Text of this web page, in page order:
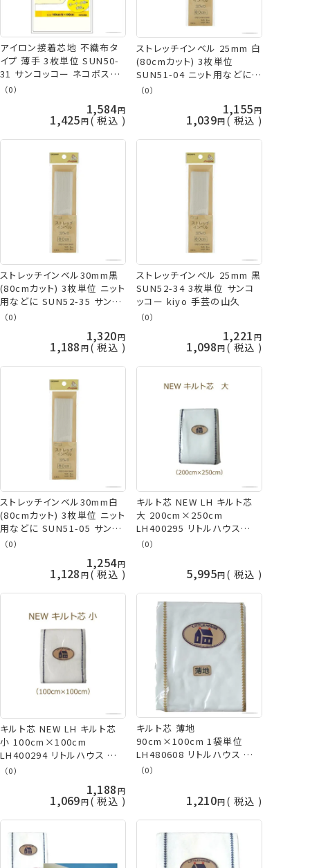
アイロン接着芯地 不織布タ
イプ 薄手 3枚単位 SUN50-
31 サンコッコー ネコポス可
kiyo 手芸の山久
（0）
1,584
1,425 税込
ストレッチインベル 25mm 白
(80cmカット) 3枚単位
SUN51-04 ニット用などに
サンコッコー kiyo 手芸の山
（0）
1,155
1,039 税込
ストレッチインベル30mm黒
(80cmカット) 3枚単位 ニット
用などに SUN52-35 サンコ
ッコー kiyo 手芸の山久
（0）
1,320
1,188 税込
ストレッチインベル 25mm 黒
SUN52-34 3枚単位 サンコ
ッコー kiyo 手芸の山久
（0）
1,221
1,098 税込
ストレッチインベル30mm白
(80cmカット) 3枚単位 ニット
用などに SUN51-05 サンコ
ッコー kiyo 手芸の山久
（0）
1,254
1,128 税込
キルト芯 NEW LH キルト芯
大 200cm×250cm
LH400295 リトルハウス
kkm 手芸の山久
（0）
5,995 税込
キルト芯 NEW LH キルト芯
小 100cm×100cm
LH400294 リトルハウス 金
亀 kkm 手芸の山久
（0）
1,188
1,069 税込
キルト芯 薄地
90cm×100cm 1袋単位
LH480608 リトルハウス パッ
チワーク キルト kkm 金亀
（0）
1,210 税込